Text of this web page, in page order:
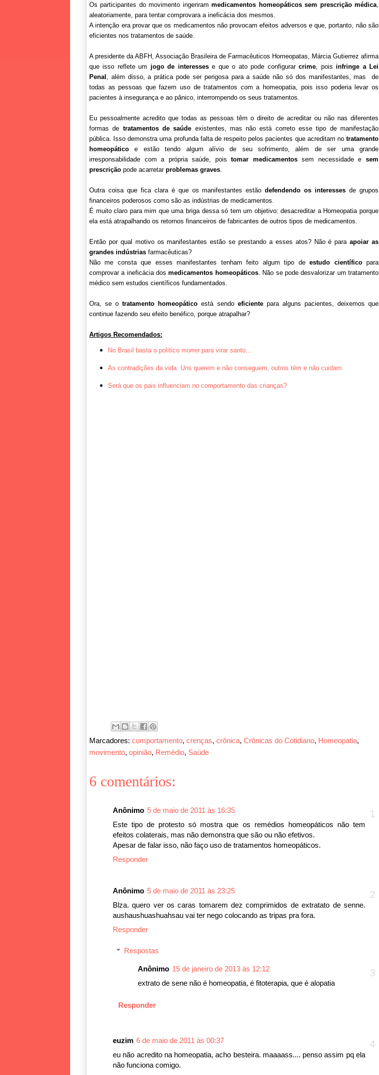
Os participantes do movimento ingerirammedicamentos homeopáticos sem prescrição médica
aleatoriamente, para tentar comprovara a ineficácia dos mesmos.
A intenção era provar que os medicamentos não provocam efeitos adversos e que, portanto, não são
eficientes nos tratamentos de saúde.
A presidente da ABFH, Associação Brasileira de Farmacêuticos Homeopatas, Márcia Gutierrez afirma
que isso reflete um jogo de interessese que o ato pode configurarcrime , poisinfringe a Lei
Penal , além disso, a prática pode ser perigosa para a saúde não só dos manifestantes, mas de
todas as pessoas que fazem uso de tratamentos com a homeopatia, pois isso poderia levar os
pacientes à insegurança e ao pânico, interrompendo os seus tratamentos.
Eu pessoalmente acredito que todas as pessoas têm o direito de acreditar ou não nas diferentes
formas de tratamentos de saúde existentes, mas não está correto esse tipo de manifestação
pública. Isso demonstra uma profunda falta de respeito pelos pacientes que acreditam no tratamento
homeopático e estão tendo algum alívio de seu sofrimento, além de ser uma grande
irresponsabilidade com a própria saúde, poistomar medicamentossem necessidade esem
prescrição pode acarretar problemas graves
Outra coisa que fica clara é que os manifestantes estãodefendendo os interesses de grupos
financeiros poderosos como são as indústrias de medicamentos.
É muito claro para mim que uma briga dessa só tem um objetivo: desacreditar a Homeopatia porque
ela está atrapalhando os retornos financeiros de fabricantes de outros tipos de medicamentos.
Então por qual motivo os manifestantes estão se prestando a esses atos? Não é paraapoiar as
grandes indústrias farmacêuticas?
Não me consta que esses manifestantes tenham feito algum tipo deestudo científicopara
comprovar a ineficácia dosmedicamentos homeopáticos. Não se pode desvalorizar um tratamento
médico sem estudos científicos fundamentados.
Ora, se otratamento homeopático está sendo eficientepara alguns pacientes, deixemos que
continue fazendo seu efeito benéfico, porque atrapalhar?
Artigos Recomendados:
No Brasil basta o político morrer para virar santo...
As contradições da vida: Uns querem e não conseguem, outros têm e não cuidam.
Será que os pais influenciam no comportamento das crianças?
Marcadores: comportamento, crenças, crônica, Crônicas do Cotidiano, Homeopatia,
movimento, opinião, Remédio, Saúde
6 comentários:
Anônimo 5 de maio de 2011 às 16:35
Este tipo de protesto só mostra que os remédios homeopáticos não tem
efeitos colaterais, mas não demonstra que são ou não efetivos.
Apesar de falar isso, não faço uso de tratamentos homeopáticos.
Responder
Anônimo 5 de maio de 2011 às 23:25
Blza. quero ver os caras tomarem dez comprimidos de extratato de senne.
aushaushuashuahsau vai ter nego colocando as tripas pra fora.
Responder
Respostas
Anônimo 15 de janeiro de 2013 às 12:12
extrato de sene não é homeopatia, é fitoterapia, que é alopatia
Responder
euzim 6 de maio de 2011 às 00:37
eu não acredito na homeopatia, acho besteira. maaaass.... penso assim pq ela
não funciona comigo.